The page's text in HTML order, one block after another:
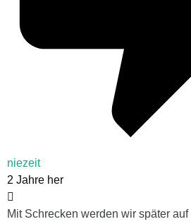
niezeit
2 Jahre her
Mit Schrecken werden wir später